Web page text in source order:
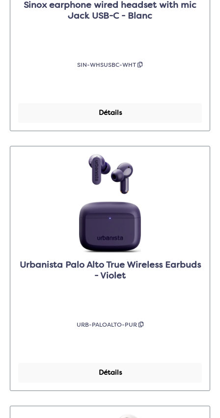
Sinox earphone wired headset with mic
Jack USB-C - Blanc
SIN-WHSUSBC-WHT
Détails
Urbanista Palo Alto True Wireless Earbuds
- Violet
URB-PALOALTO-PUR
Détails